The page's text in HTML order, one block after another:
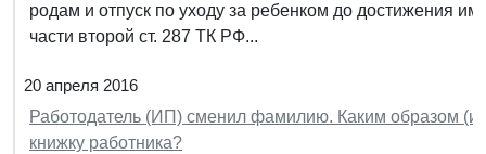
родам и отпуск по уходу за ребенком до достижения
части второй ст. 287 ТК РФ...
20 апреля 2016
Работодатель (ИП) сменил фамилию. Каким образом (и
книжку работника?